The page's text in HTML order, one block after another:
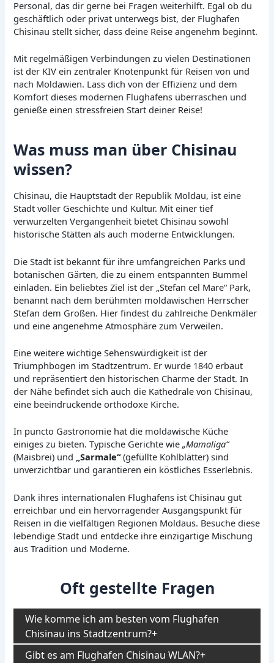
Personal, das dir gerne bei Fragen weiterhilft. Egal ob du
geschäftlich oder privat unterwegs bist, der Flughafen
Chisinau stellt sicher, dass deine Reise angenehm beginnt.
Mit regelmäßigen Verbindungen zu vielen Destinationen
ist der KIV ein zentraler Knotenpunkt für Reisen von und
nach Moldawien. Lass dich von der Effizienz und dem
Komfort dieses modernen Flughafens überraschen und
genieße einen stressfreien Start deiner Reise!
Was muss man über Chisinau
wissen?
Chisinau, die Hauptstadt der Republik Moldau, ist eine
Stadt voller Geschichte und Kultur. Mit einer tief
verwurzelten Vergangenheit bietet Chisinau sowohl
historische Stätten als auch moderne Entwicklungen.
Die Stadt ist bekannt für ihre umfangreichen Parks und
botanischen Gärten, die zu einem entspannten Bummel
einladen. Ein beliebtes Ziel ist der „Stefan cel Mare“ Park,
benannt nach dem berühmten moldawischen Herrscher
Stefan dem Großen. Hier findest du zahlreiche Denkmäler
und eine angenehme Atmosphäre zum Verweilen.
Eine weitere wichtige Sehenswürdigkeit ist der
Triumphbogen im Stadtzentrum. Er wurde 1840 erbaut
und repräsentiert den historischen Charme der Stadt. In
der Nähe befindet sich auch die Kathedrale von Chisinau,
eine beeindruckende orthodoxe Kirche.
In puncto Gastronomie hat die moldawische Küche
einiges zu bieten. Typische Gerichte wie„Mamaliga“
(Maisbrei) und „Sarmale“(gefüllte Kohlblätter) sind
unverzichtbar und garantieren ein köstliches Esserlebnis.
Dank ihres internationalen Flughafens ist Chisinau gut
erreichbar und ein hervorragender Ausgangspunkt für
Reisen in die vielfältigen Regionen Moldaus. Besuche diese
lebendige Stadt und entdecke ihre einzigartige Mischung
aus Tradition und Moderne.
Oft gestellte Fragen
Wie komme ich am besten vom Flughafen
Chisinau ins Stadtzentrum?
Gibt es am Flughafen Chisinau WLAN?